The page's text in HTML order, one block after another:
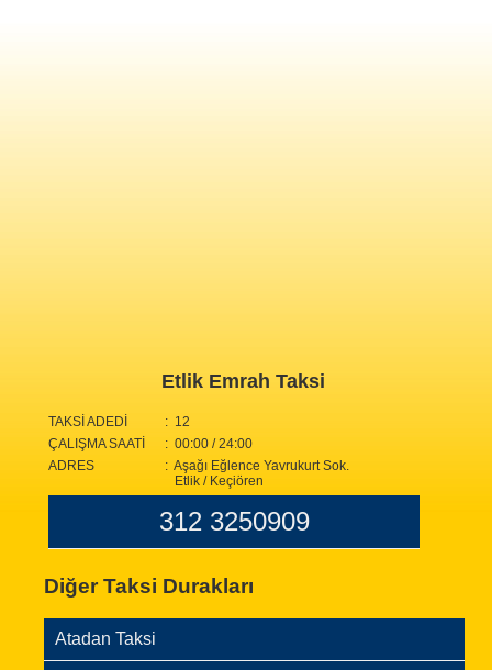
Etlik Emrah Taksi
TAKSİ ADEDİ
: 12
ÇALIŞMA SAATİ
: 00:00 / 24:00
ADRES
: Aşağı Eğlence Yavrukurt Sok.
Etlik / Keçiören
312 3250909
Diğer Taksi Durakları
Atadan Taksi